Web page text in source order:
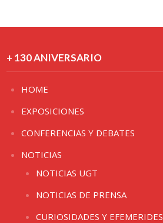
+ 130 ANIVERSARIO
HOME
EXPOSICIONES
CONFERENCIAS Y DEBATES
NOTICIAS
NOTICIAS UGT
NOTICIAS DE PRENSA
CURIOSIDADES Y EFEMERIDES